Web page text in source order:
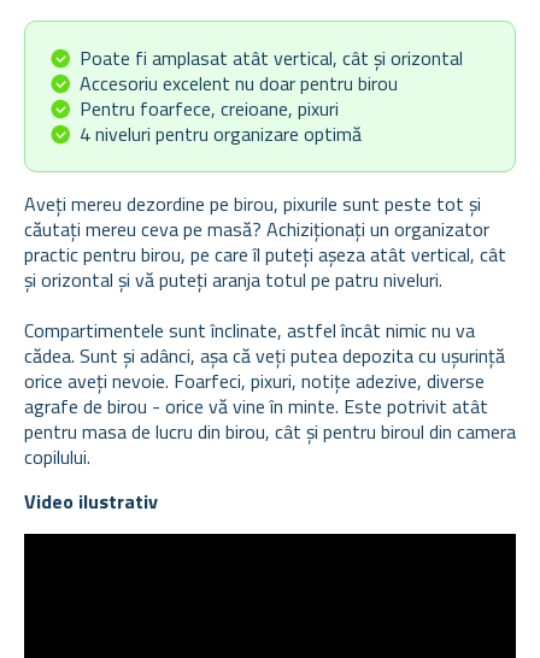
Poate fi amplasat atât vertical, cât și orizontal
Accesoriu excelent nu doar pentru birou
Pentru foarfece, creioane, pixuri
4 niveluri pentru organizare optimă
Aveți mereu dezordine pe birou, pixurile sunt peste tot și
căutați mereu ceva pe masă? Achiziționați un organizator
practic pentru birou, pe care îl puteți așeza atât vertical, cât
și orizontal și vă puteți aranja totul pe patru niveluri.
Compartimentele sunt înclinate, astfel încât nimic nu va
cădea. Sunt și adânci, așa că veți putea depozita cu ușurință
orice aveți nevoie. Foarfeci, pixuri, notițe adezive, diverse
agrafe de birou - orice vă vine în minte. Este potrivit atât
pentru masa de lucru din birou, cât și pentru biroul din camera
copilului.
Video ilustrativ